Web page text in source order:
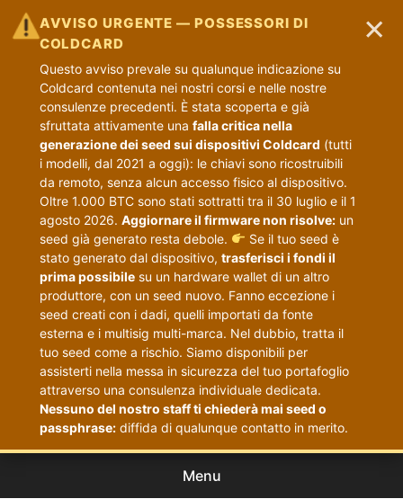
AVVISO URGENTE — POSSESSORI DI
COLDCARD
Questo avviso prevale su qualunque indicazione su
Coldcard contenuta nei nostri corsi e nelle nostre
consulenze precedenti. È stata scoperta e già
sfruttata attivamente una falla critica nella
generazione dei seed sui dispositivi Coldcard (tutti
i modelli, dal 2021 a oggi): le chiavi sono ricostruibili
da remoto, senza alcun accesso fisico al dispositivo.
Oltre 1.000 BTC sono stati sottratti tra il 30 luglio e il 1
agosto 2026. Aggiornare il firmware non risolve:un
seed già generato resta debole.
Se il tuo seed è
stato generato dal dispositivo, trasferisci i fondi il
prima possibilesu un hardware wallet di un altro
produttore, con un seed nuovo. Fanno eccezione i
seed creati con i dadi, quelli importati da fonte
esterna e i multisig multi-marca. Nel dubbio, tratta il
tuo seed come a rischio. Siamo disponibili per
assisterti nella messa in sicurezza del tuo portafoglio
attraverso una consulenza individuale dedicata.
Nessuno del nostro staff ti chiederà mai seed o
passphrase:diffida di qualunque contatto in merito.
×
Menu